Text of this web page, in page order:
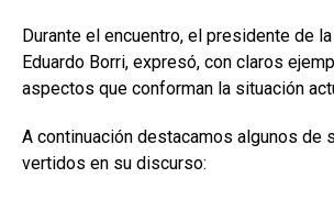
Durante el encuentro, el presidente de la
Eduardo Borri, expresó, con claros
aspectos que conforman la situación
A continuación destacamos algunos de
vertidos en su discurso: